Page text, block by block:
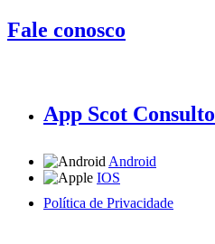
Fale conosco
App Scot
Android
IOS
Política de Privacidade